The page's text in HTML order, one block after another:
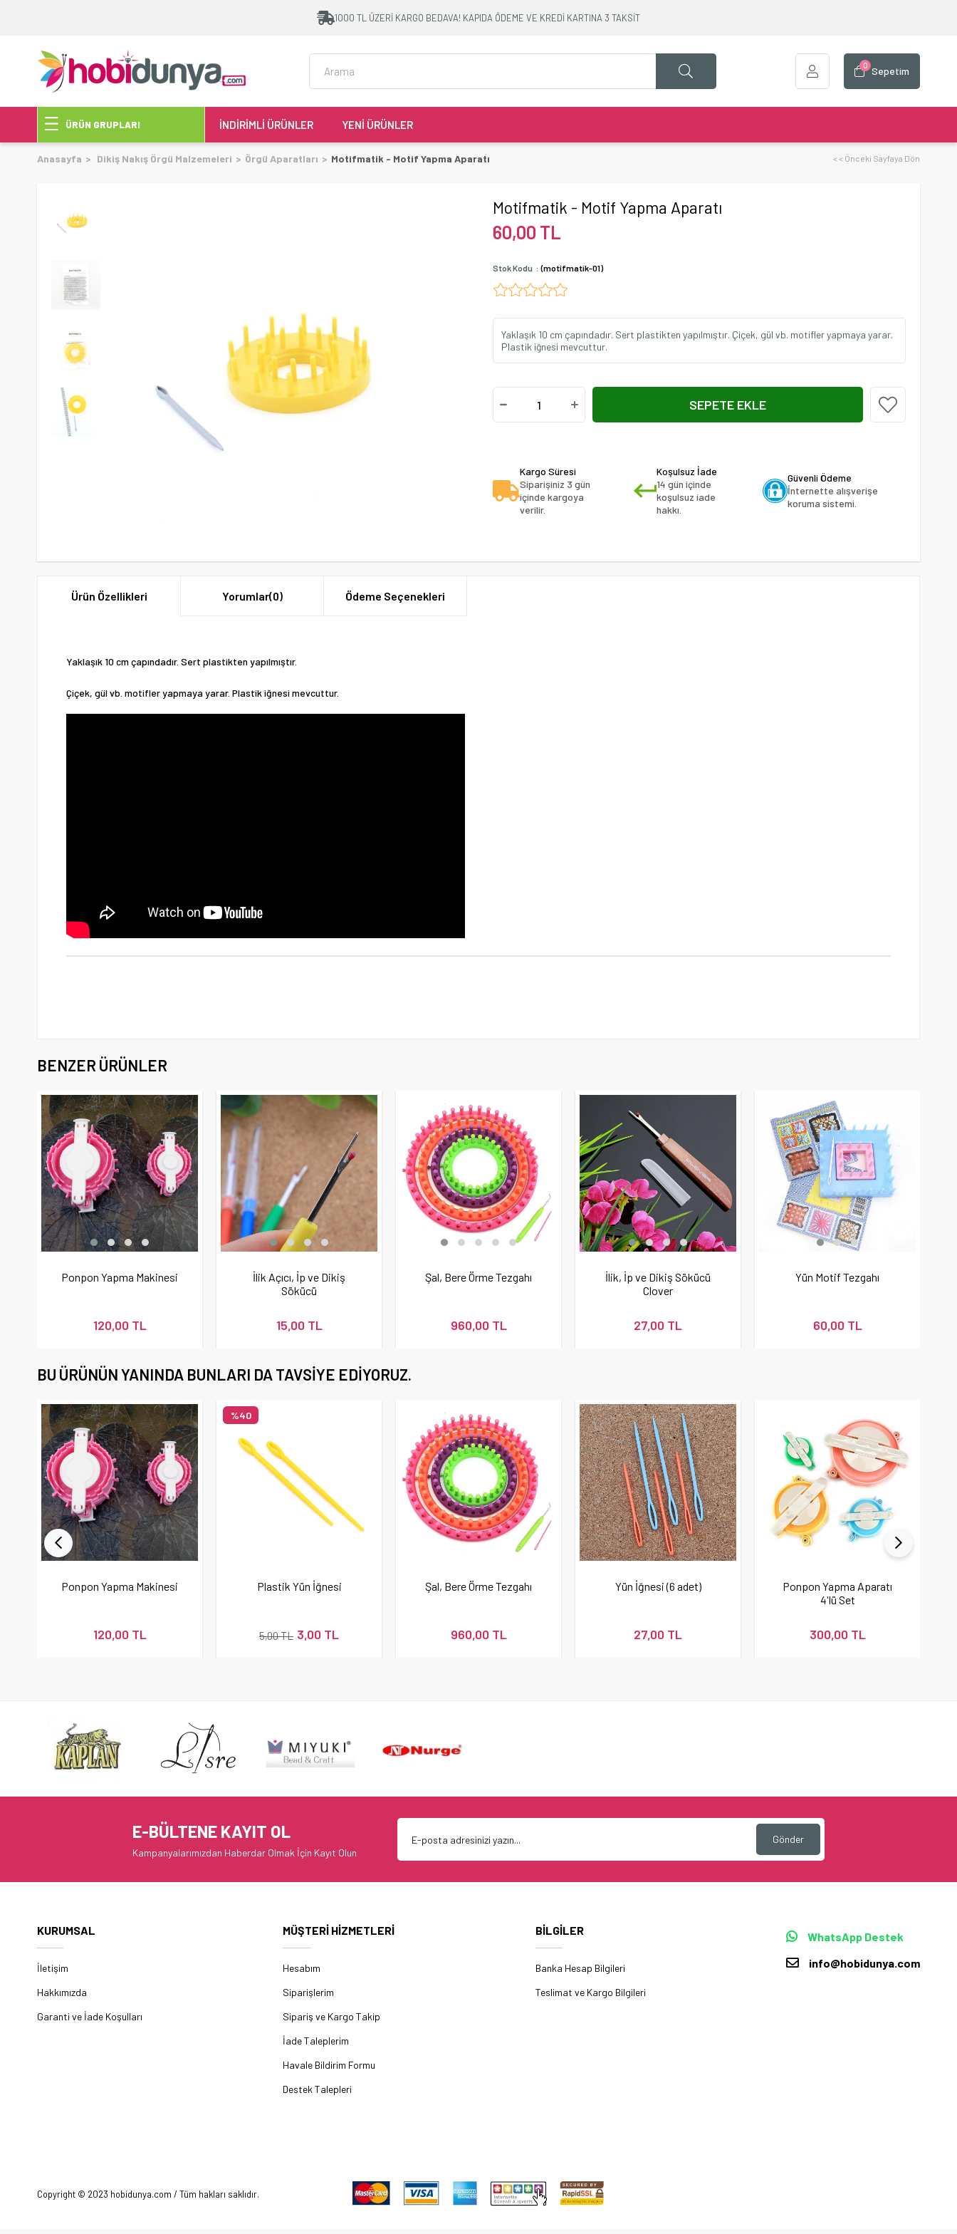
1000 TL ÜZERİ KARGO BEDAVA! KAPIDA ÖDEME VE KREDİ KARTINA 3 TAKSİT
Sepetim
0
ÜRÜN GRUPLARI İNDİRİMLİ ÜRÜNLER YENİ ÜRÜNLER
Anasayfa Dikiş Nakış Örgü Malzemeleri Örgü Aparatları Motifmatik - Motif Yapma Aparatı < < Önceki Sayfaya Dön
Motifmatik - Motif Yapma Aparatı
60,00 TL
Stok Kodu (motifmatik-01)
Yaklaşık 10 cm çapındadır. Sert plastikten yapılmıştır. Çiçek, gül vb. motifler yapmaya yarar.
Plastik iğnesi mevcuttur.
Kargo Süresi
Siparişiniz 3 gün
içinde kargoya
verilir.
Koşulsuz İade
14 gün içinde
koşulsuz iade
hakkı.
Güvenli Ödeme
İnternette alışverişe
koruma sistemi.
Ürün Özellikleri Yorumlar(0) Ödeme Seçenekleri
Yaklaşık 10 cm çapındadır. Sert plastikten yapılmıştır.
Çiçek, gül vb. motifler yapmaya yarar. Plastik iğnesi mevcuttur.
BENZER ÜRÜNLER
Ponpon Yapma Makinesi
120,00 TL
İlik Açıcı, İp ve Dikiş
Sökücü
15,00 TL
Şal, Bere Örme Tezgahı
960,00 TL
İlik, İp ve Dikiş Sökücü
Clover
27,00 TL
Yün Motif Tezgahı
60,00 TL
BU ÜRÜNÜN YANINDA BUNLARI DA TAVSIYE EDIYORUZ.
Ponpon Yapma Makinesi
120,00 TL
Plastik Yün İğnesi
3,00 TL
5,00 TL
%40
Şal, Bere Örme Tezgahı
960,00 TL
Yün İğnesi (6 adet)
27,00 TL
Ponpon Yapma Aparatı
4'lü Set
300,00 TL
E-BÜLTENE KAYIT OL
Kampanyalarımızdan Haberdar Olmak İçin Kayıt Olun
Gönder
KURUMSAL
İletişim
Hakkımızda
Garanti ve İade Koşulları
MÜŞTERİ HİZMETLERİ
Hesabım
Siparişlerim
Sipariş ve Kargo Takip
İade Taleplerim
Havale Bildirim Formu
Destek Talepleri
BİLGİLER
Banka Hesap Bilgileri
Teslimat ve Kargo Bilgileri
WhatsApp Destek
info@hobidunya.com
Copyright © 2023 hobidunya.com / Tüm hakları saklıdır.